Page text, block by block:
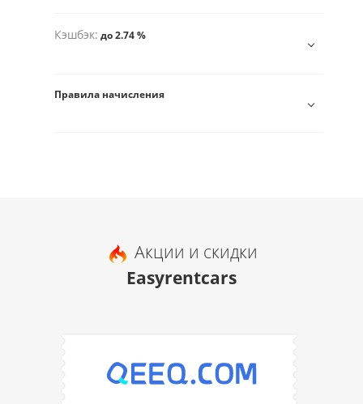
Кэшбэк: до 2.74 %
Правила начисления
Акции и скидки
Easyrentcars